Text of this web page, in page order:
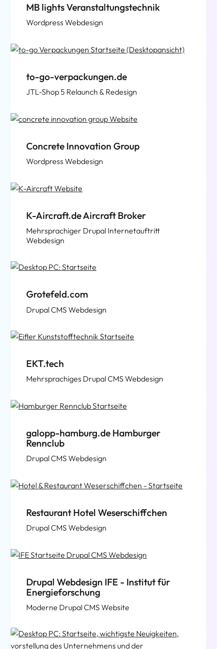
MB lights Veranstaltungstechnik
Wordpress Webdesign
to-go-verpackungen.de
JTL-Shop 5 Relaunch & Redesign
Concrete Innovation Group
Wordpress Webdesign
K-Aircraft.de Aircraft Broker
Mehrsprachiger Drupal Internetauftritt
Webdesign
Grotefeld.com
Drupal CMS Webdesign
EKT.tech
Mehrsprachiges Drupal CMS Webdesign
galopp-hamburg.de Hamburger
Rennclub
Drupal CMS Webdesign
Restaurant Hotel Weserschiffchen
Drupal CMS Webdesign
Drupal Webdesign IFE - Institut für
Energieforschung
Moderne Drupal CMS Website